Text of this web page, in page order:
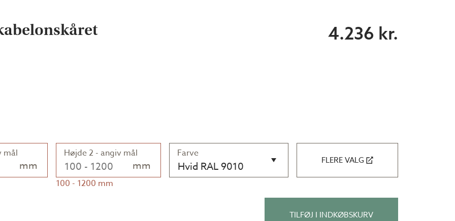
4.236 kr.
mål
mm
Højde 2 - angiv mål
mm
100 - 1200 mm
Farve
Hvid RAL 9010 FLERE VALG
TILFØJ I INDKØBSKURV